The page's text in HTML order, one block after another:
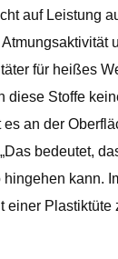
auf Leistung
für heißes
diese Stoffe
es an der
bedeutet,
kann.
einer Plastiktüte